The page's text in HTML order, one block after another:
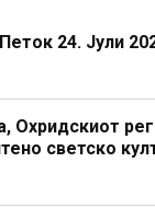
24. Јули
Охридскиот
светско